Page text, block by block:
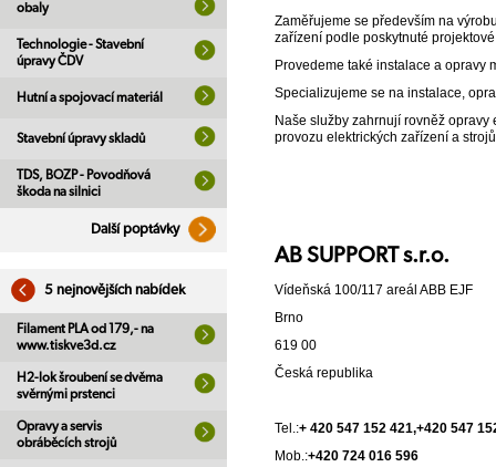
obaly
Technologie - Stavební
úpravy ČDV
Hutní a spojovací materiál
Stavební úpravy skladů
TDS, BOZP - Povodňová
škoda na silnici
Další poptávky
5 nejnovějších nabídek
Filament PLA od 179,- na
www.tiskve3d.cz
H2-lok šroubení se dvěma
svěrnými prstenci
Opravy a servis
obráběcích strojů
Zaměřujeme se především na
zařízení podle poskytnuté
Provedeme také instalace a opravy
Specializujeme se na instalace,
Naše služby zahrnují rovněž
provozu elektrických zařízení a
AB SUPPORT s.r.o.
Vídeňská 100/117 areál ABB EJF
Brno
619 00
Česká republika
Tel.:+ 420 547 152 421,+420 547
Mob.:+420 724 016 596